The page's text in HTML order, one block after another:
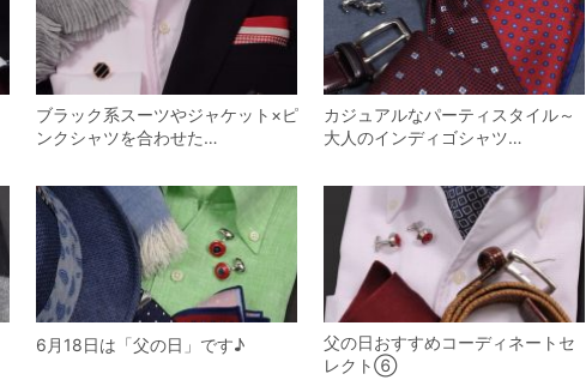
ブラック系スーツやジャケット×ピ
ンクシャツを合わせた…
カジュアルなパーティスタイル～
大人のインディゴシャツ…
6月18日は「父の日」です♪
父の日おすすめコーディネートセ
レクト⑥